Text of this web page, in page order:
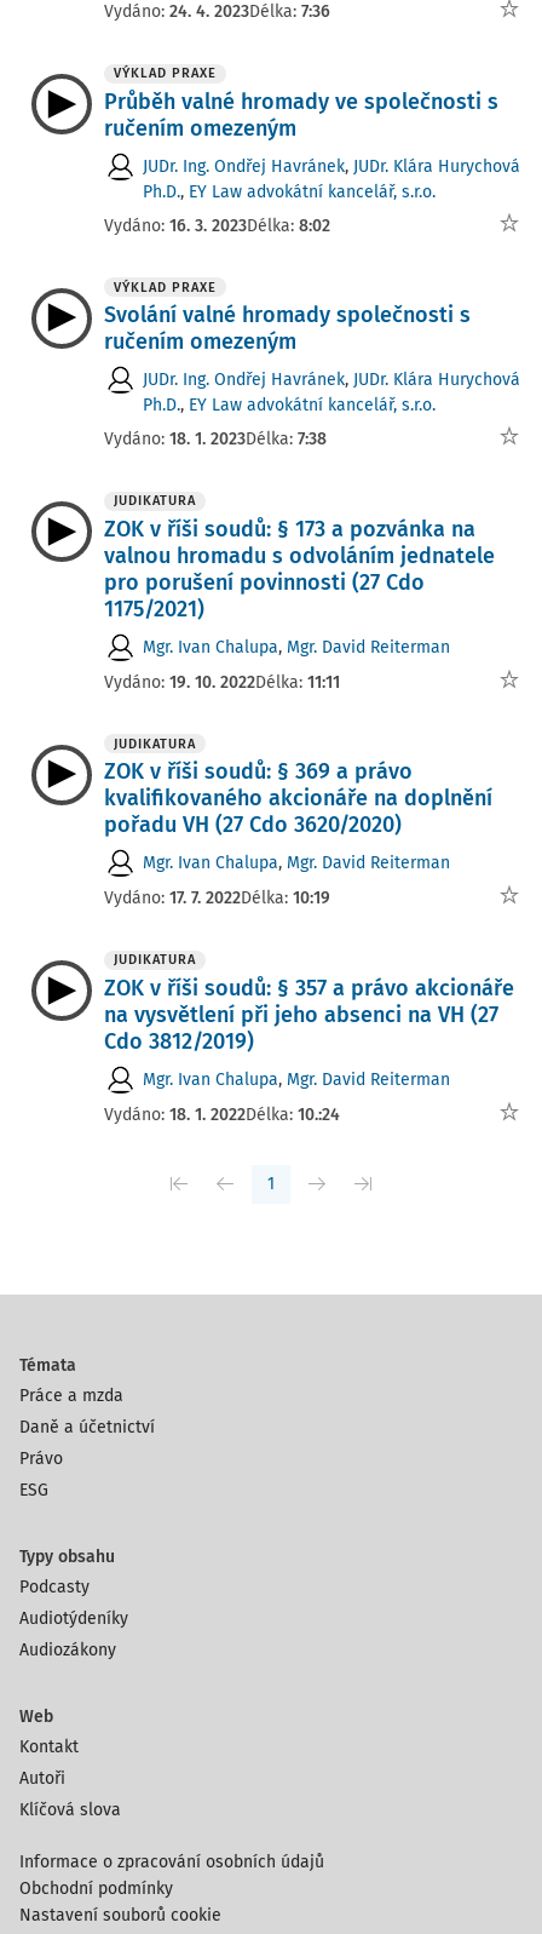
Vydáno: 24. 4. 2023Délka: 7:36
VÝKLAD PRAXE
Průběh valné hromady ve společnosti s
ručením omezeným
JUDr. Ing. Ondřej Havránek, JUDr. Klára Hurychová
Ph.D., EY Law advokátní kancelář, s.r.o.
Vydáno: 16. 3. 2023Délka: 8:02
VÝKLAD PRAXE
Svolání valné hromady společnosti s
ručením omezeným
JUDr. Ing. Ondřej Havránek, JUDr. Klára Hurychová
Ph.D., EY Law advokátní kancelář, s.r.o.
Vydáno: 18. 1. 2023Délka: 7:38
JUDIKATURA
ZOK v říši soudů: § 173 a pozvánka na
valnou hromadu s odvoláním jednatele
pro porušení povinnosti (27 Cdo
1175/2021)
Mgr. Ivan Chalupa, Mgr. David Reiterman
Vydáno: 19. 10. 2022Délka: 11:11
JUDIKATURA
ZOK v říši soudů: § 369 a právo
kvalifikovaného akcionáře na doplnění
pořadu VH (27 Cdo 3620/2020)
Mgr. Ivan Chalupa, Mgr. David Reiterman
Vydáno: 17. 7. 2022Délka: 10:19
JUDIKATURA
ZOK v říši soudů: § 357 a právo akcionáře
na vysvětlení při jeho absenci na VH (27
Cdo 3812/2019)
Mgr. Ivan Chalupa, Mgr. David Reiterman
Vydáno: 18. 1. 2022Délka: 10.:24
1
Témata
Práce a mzda
Daně a účetnictví
Právo
ESG
Typy obsahu
Podcasty
Audiotýdeníky
Audiozákony
Web
Kontakt
Autoři
Klíčová slova
Informace o zpracování osobních údajů
Obchodní podmínky
Nastavení souborů cookie